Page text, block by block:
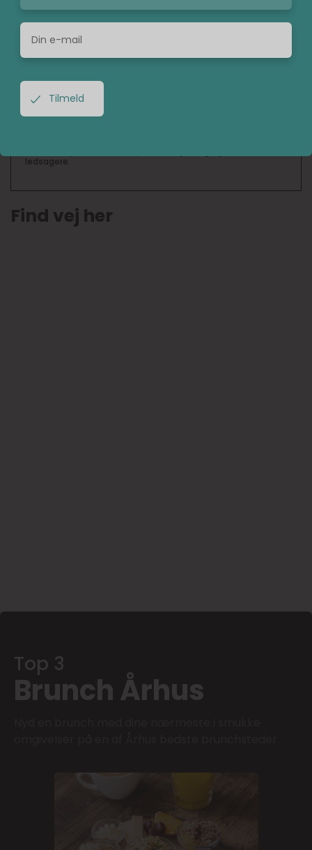
Hvor holder Café K på Frederiksbjerg
Du finder Café K på M. P. Bruuns Gade 45, 8000 Aarhus.
Skal jeg reservere bord hos Café K?
ledsagere.
Find vej her
Top 3
Brunch Århus